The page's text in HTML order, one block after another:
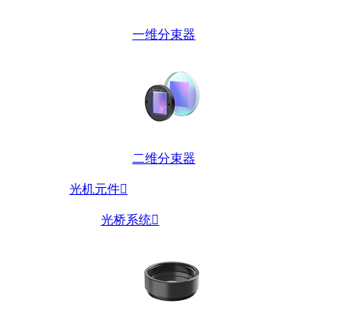
一维分束器
二维分束器
光机元件
光桥系统